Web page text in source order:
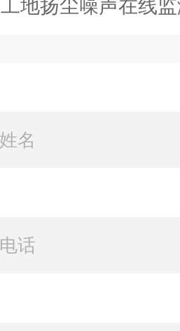
工地扬尘噪声在线